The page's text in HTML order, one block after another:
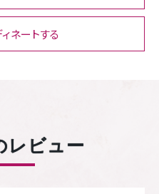
ネートする
レビュー